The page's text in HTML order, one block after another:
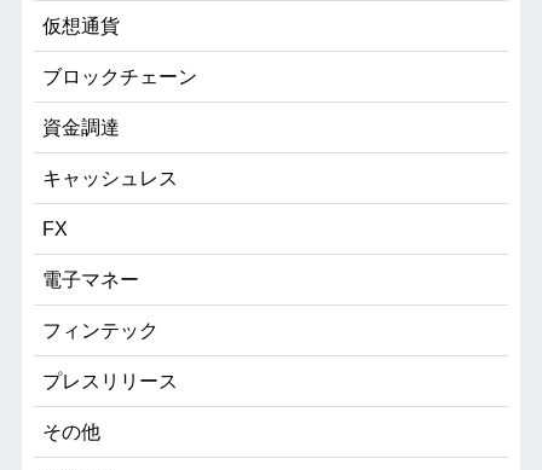
仮想通貨
ブロックチェーン
資金調達
キャッシュレス
FX
電子マネー
フィンテック
プレスリリース
その他